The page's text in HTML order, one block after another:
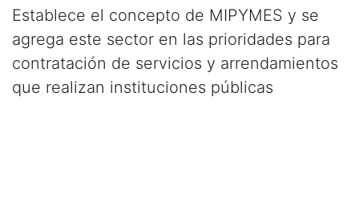
Establece el concepto de MIPYMES y se
agrega este sector en las prioridades para
contratación de servicios y arrendamientos
que realizan instituciones públicas